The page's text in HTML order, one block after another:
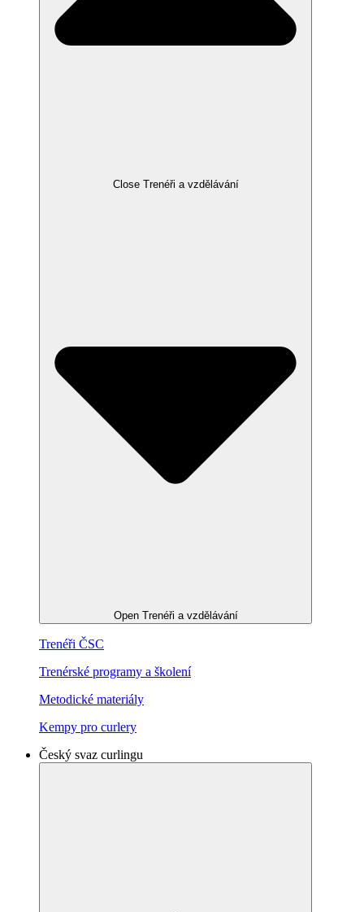
Close Trenéři a vzdělávání
Open Trenéři a vzdělávání
Trenéři ČSC
Trenérské programy a školení
Metodické materiály
Kempy pro curlery
Český svaz curlingu